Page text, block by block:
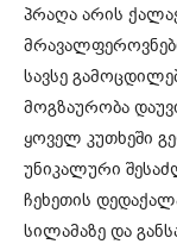
პრაღა არის
სავსე
მოგზაურობა
ყოველ კუთხეში
უნიკალური
ჩეხეთის
სილამაზე და